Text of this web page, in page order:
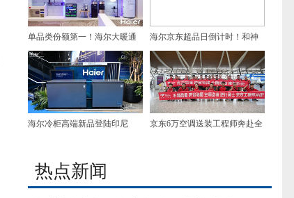
单品类份额第一！海尔大暖通
电即热产品领跑越南第一家电
渠道
海尔京东超品日倒计时！和神
秘主帅一起热爱AI家电
海尔冷柜高端新品登陆印尼 京东6万空调送装工程师奔赴全
热点新闻